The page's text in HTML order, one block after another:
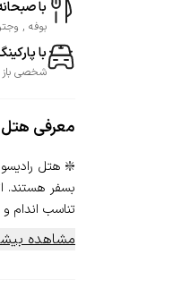
با
بوفه ,
با
شخصی باز
معرفی هتل
بسفر هستند.
تناسب اندام
مشاهده